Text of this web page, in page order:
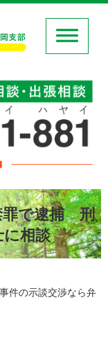
罪で逮捕 刑
相談
件の示談交渉なら弁